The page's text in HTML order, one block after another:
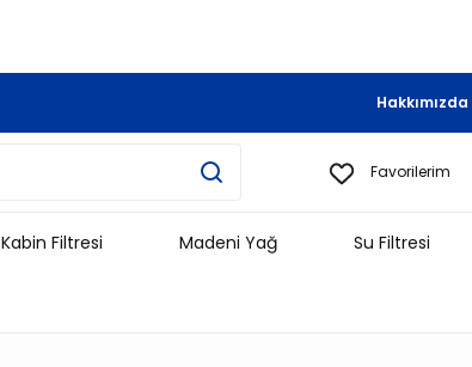
Hakkımızda
Favorilerim
Kabin Filtresi Madeni Yağ Su Filtresi